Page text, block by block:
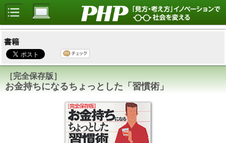
書籍
［完全保存版］
お金持ちになるちょっとした「習慣術」